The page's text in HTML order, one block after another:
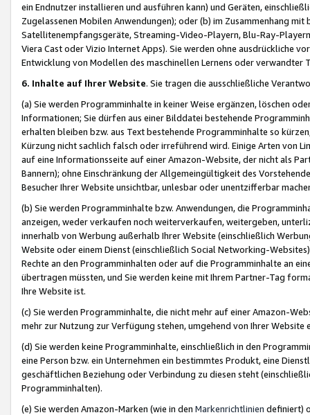
ein Endnutzer installieren und ausführen kann) und Geräten,
Zugelassenen Mobilen Anwendungen); oder (b) im Zusammenhang
Satellitenempfangsgeräte, Streaming-Video-Playern, Blu-Ray-
Viera Cast oder Vizio Internet Apps). Sie werden ohne ausdrückliche
Entwicklung von Modellen des maschinellen Lernens oder
6. Inhalte auf Ihrer Website. Sie tragen die ausschließliche
(a) Sie werden Programminhalte in keiner Weise ergänzen, löschen
Informationen; Sie dürfen aus einer Bilddatei bestehende
erhalten bleiben bzw. aus Text bestehende Programminhalte so
Kürzung nicht sachlich falsch oder irreführend wird. Einige Arten von
auf eine Informationsseite auf einer Amazon-Website, der nicht als
Bannern); ohne Einschränkung der Allgemeingültigkeit des
Besucher Ihrer Website unsichtbar, unlesbar oder unentzifferbar
(b) Sie werden Programminhalte bzw. Anwendungen, die
anzeigen, weder verkaufen noch weiterverkaufen, weitergeben,
innerhalb von Werbung außerhalb Ihrer Website (einschließlich
Website oder einem Dienst (einschließlich Social Networking-
Rechte an den Programminhalten oder auf die Programminhalte an
übertragen müssten, und Sie werden keine mit Ihrem Partner-Tag
Ihre Website ist.
(c) Sie werden Programminhalte, die nicht mehr auf einer Amazon-
mehr zur Nutzung zur Verfügung stehen, umgehend von Ihrer
(d) Sie werden keine Programminhalte, einschließlich in den
eine Person bzw. ein Unternehmen ein bestimmtes Produkt, eine
geschäftlichen Beziehung oder Verbindung zu diesen steht
Programminhalten).
(e) Sie werden Amazon-Marken (wie in den Markenrichtlinien definiert)